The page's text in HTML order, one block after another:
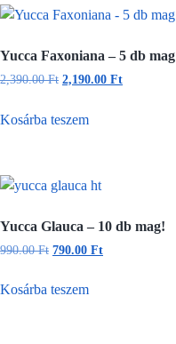
Yucca Faxoniana – 5 db mag
2,390.00Ft 2,190.00 Ft
Kosárba teszem
Yucca Glauca – 10 db mag!
990.00Ft 790.00 Ft
Kosárba teszem